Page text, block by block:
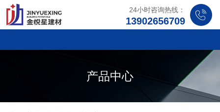
24小时咨询热线：
13902656709
产品中心